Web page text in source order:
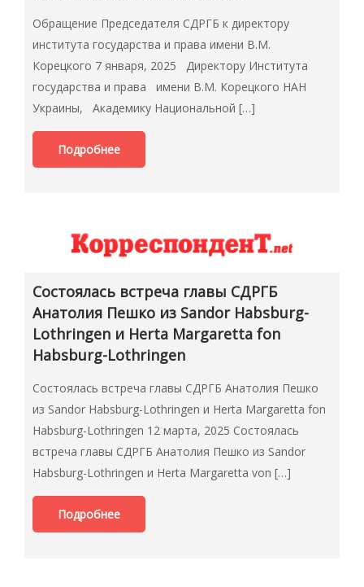
Обращение Председателя СДРГБ к директору
института государства и права имени В.М.
Корецкого 7 января, 2025 Директору Института
государства и права имени В.М. Корецкого НАН
Украины, Академику Национальной […]
Подробнее
Состоялась встреча главы СДРГБ
Анатолия Пешко из Sandor Habsburg-
Lothringen и Herta Margaretta fon
Habsburg-Lothringen
Состоялась встреча главы СДРГБ Анатолия Пешко
из Sandor Habsburg-Lothringen и Herta Margaretta fon
Habsburg-Lothringen 12 марта, 2025 Состоялась
встреча главы СДРГБ Анатолия Пешко из Sandor
Habsburg-Lothringen и Herta Margaretta von […]
Подробнее